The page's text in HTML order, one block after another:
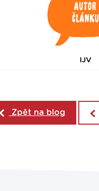
Autor
článku
IJV
Zpět na blog